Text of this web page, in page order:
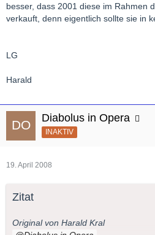
besser, dass 2001 diese im Rahmen
verkauft, denn eigentlich sollte sie in
LG
Harald
Diabolus in Opera
INAKTIV
19. April 2008
Zitat
Original von Harald Kral